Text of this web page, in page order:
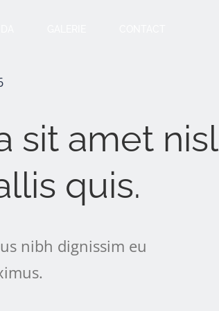
sit amet nisl
quis.
nibh dignissim eu